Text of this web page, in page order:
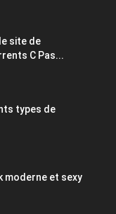
site de
C Pas...
types de
moderne et sexy